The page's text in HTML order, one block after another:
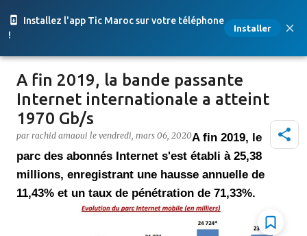
Installez l'app Tic Maroc sur votre téléphone
!
Installer
Accéder au contenu principal
A fin 2019, la bande passante
Internet internationale a atteint
1970 Gb/s
par rachid amaoui le vendredi, mars 06, 2020A fin 2019, le
parc des abonnés Internet s'est établi à 25,38
millions, enregistrant une hausse annuelle de
11,43% et un taux de pénétration de 71,33%.